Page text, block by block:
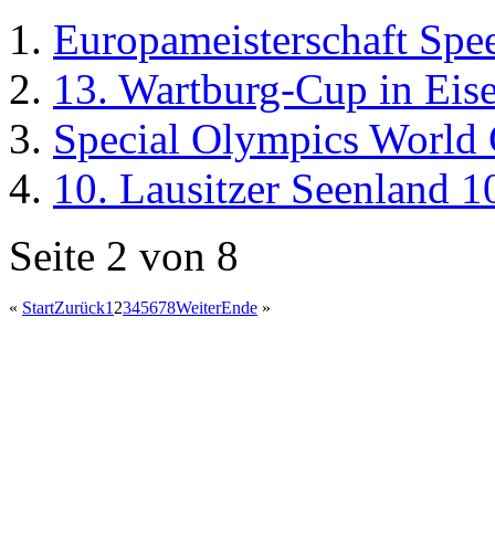
Europameisterschaft
13. Wartburg-Cup in
Special Olympics World
10. Lausitzer Seenland
Seite 2 von 8
« StartZurück1 2345678WeiterEnde »